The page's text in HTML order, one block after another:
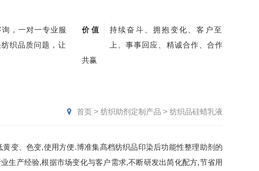
，一对一专业服
织品质问题，让
价 值
持续奋斗、拥抱变化、客户至
上、事事回应、精诚合作、合作
共赢
首页 > 纺织助剂定制产品 > 纺织品硅蜡乳液
变、色变,使用方便.博准集髙档纺织品印染后功能性整理助剂的
生产经验,根据市场变化与客户需求,不断研发出简化配方,节省用